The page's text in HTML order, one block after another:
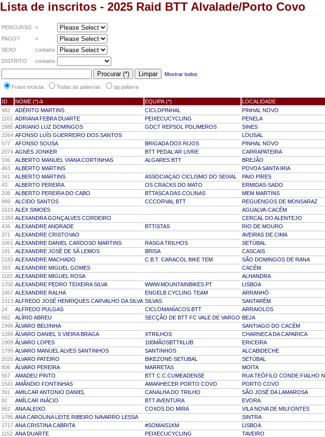
Lista de inscritos - 2025 Raid BTT Alvalade/Porto Covo
PERCURSO
=
PAGO?
=
SEXO
contains
DISTRITO
contains
Mostrar todos
Frase exacta Todas as palavras qq palavra
ID NOME (*) EQUIPA (*) LOCALIDADE
982
ADÉRITO MARTINS CICLOPINHAL PINHAL NOVO
1161 ADRIANA FEBRA DUARTE PEIXECUCYCLING PENELA
1885 ADRIANO LUZ DOMINGOS GDCT REPSOL POLIMEROS SINES
2264 AFONSO LUÍS GUERREIRO DOS SANTOS LOUSAL
577
AFONSO SOUSA BRIGADA DOS RIJOS PINHAL NOVO
2074 AGNES JONKER BTT PEDAL'AR LIVRE CARRAPATEIRA
106
ALBERTO MANUEL VIANA CORTINHAS ALGARES BTT BREJÃO
463
ALBERTO MARTINS POVOA SANTA IRIA
341
ALBERTO MARTINS ASSOCIAÇAO CICLISMO DO SEIXAL PAIO PIRES
43
ALBERTO PEREIRA OS CRACKS DO MATO ERMIDAS-SADO
208
ALBERTO PEREIRA DO CABO BTTASCA DAS COLINAS MEM MARTINS
999
ALCIDO SANTOS CCCORVAL BTT REGUENGOS DE MONSARAZ
1619 ALEX SIMOES AGUALVA-CACÉM
1384 ALEXANDRA GONÇALVES CORDEIRO CERCAL DO ALENTEJO
436
ALEXANDRE ANDRADE BTTISTAS RIO DE MOURO
371
ALEXANDRE CRISTOVAO AVEIRAS DE CIMA
1061 ALEXANDRE DANIEL CARDOSO MARTINS RASGA TRILHOS SETÚBAL
191
ALEXANDRE JOSÉ DE SÁ LEMOS BRISA CASCAIS
2183 ALEXANDRE MACHADO C.B.T. CARACOL BIKE TEM SÃO DOMINGOS DE RANA
393
ALEXANDRE MIGUEL GOMES CACÉM
1183 ALEXANDRE MIGUEL ROSA ALHANDRA
1700 ALEXANDRE PEDRO TEIXEIRA SILVA WWW.MOUNTAINBIKES.PT LISBOA
1967 ALEXANDRE RALHA ENGELB CYCLING TEAM ARRANHÓ
1313 ALFREDO JOSÉ HENRIQUES CARVALHO DA SILVA SILVAS SANTARÉM
24
ALFREDO PULGAS CICLOMANÍACOS BTT ARRAIOLOS
682
ALÍRIO ABREU SECÇÃO DE BTT FC VALE DE VARGO BEJA
1996 ÁLVARO BEIJINHA SANTIAGO DO CACÉM
1289 ÁLVARO DANIEL S VIEIRA BRAGA XTRILHOS CHARNECA DA CAPARICA
1909 ÁLVARO LOPES 100MÃOSBTTKLUB ERICEIRA
1799 ALVARO MANUEL ALVES SANTINHOS SANTINHOS ALCABIDECHE
2020 ALVARO PATEIRO BIKEZONE-SETUBAL SETÚBAL
806
ÁLVARO PEREIRA MARRETAS MOITA
567
AMADEU PINTO BTT C.C.CUMEADENSE RUA TEÓFILO CONDE FIALHO
1541 AMÂNDIO FONTINHAS AMANHECER PORTO COVO PORTO COVO
391
AMILCAR ANTONIO DANIEL CANALHA DO TRILHO SÃO JOSÉ DA LAMAROSA
82
AMÍLCAR INÁCIO BTT AVENTURA EVORA
962
ANA ALEIXO COXOS DO MIRA VILA NOVA DE MILFONTES
1785 ANA CAROLINA LEITE RIBEIRO NAVARRO LESSA SINTRA
1717 ANA CRISTINA CABRITA #SOMAIS1KM LISBOA
1152 ANA DUARTE PEIXECUCYCLING TAVEIRO